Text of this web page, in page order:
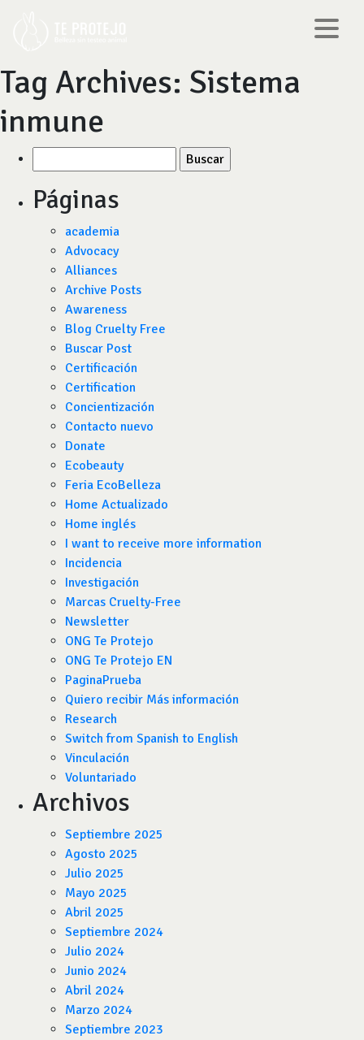
Tag Archives: Sistema
inmune
por:
Páginas
academia
Advocacy
Alliances
Archive Posts
Awareness
Blog Cruelty Free
Buscar Post
Certificación
Certification
Concientización
Contacto nuevo
Donate
Ecobeauty
Feria EcoBelleza
Home Actualizado
Home inglés
I want to receive more information
Incidencia
Investigación
Marcas Cruelty-Free
Newsletter
ONG Te Protejo
ONG Te Protejo EN
PaginaPrueba
Quiero recibir Más información
Research
Switch from Spanish to English
Vinculación
Voluntariado
Archivos
Septiembre 2025
Agosto 2025
Julio 2025
Mayo 2025
Abril 2025
Septiembre 2024
Julio 2024
Junio 2024
Abril 2024
Marzo 2024
Septiembre 2023